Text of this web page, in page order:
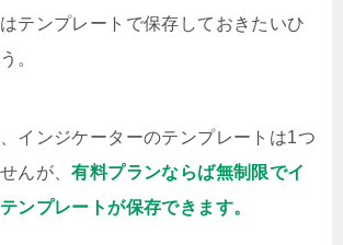
テンプレートで保存しておきたいひ
。
インジケーターのテンプレートは1つ
んが、有料プランならば無制限でイ
ンプレートが保存できます。